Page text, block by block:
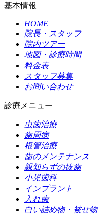
基本情報
HOME
院長・スタッフ
院内ツアー
地図・診療時間
料金表
スタッフ募集
お問い合わせ
診療メニュー
虫歯治療
歯周病
根管治療
歯のメンテナンス
親知らずの抜歯
小児歯科
インプラント
入れ歯
白い詰め物・被せ物